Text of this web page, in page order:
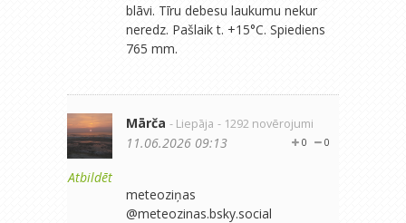
blāvi. Tīru debesu laukumu nekur
neredz. Pašlaik t. +15°C. Spiediens
765 mm.
Atbildēt
Mārča - Liepāja - 1292 novērojumi
0
0
11.06.2026 09:13
meteoziņas
‪@meteozinas.bsky.social‬